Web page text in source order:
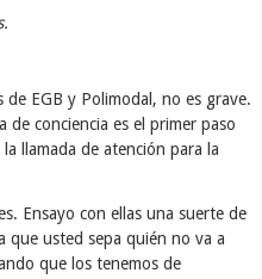
EGB y Polimodal, no es grave.
de conciencia es el primer paso
llamada de atención para la
Ensayo con ellas una suerte de
que usted sepa quién no va a
que los tenemos de